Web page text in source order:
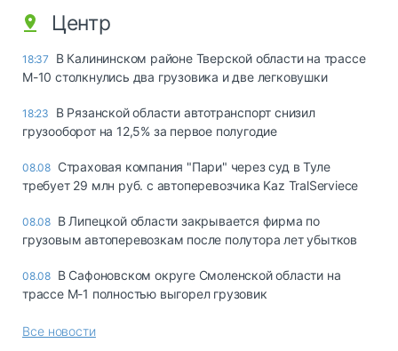
Центр
18:37
В Калининском районе Тверской области на трассе
М-10 столкнулись два грузовика и две легковушки
18:23
В Рязанской области автотранспорт снизил
грузооборот на 12,5% за первое полугодие
08.08 Страховая компания "Пари" через суд в Туле
требует 29 млн руб. с автоперевозчика Kaz TralServiece
08.08 В Липецкой области закрывается фирма по
грузовым автоперевозкам после полутора лет убытков
08.08 В Сафоновском округе Смоленской области на
трассе М-1 полностью выгорел грузовик
Все новости